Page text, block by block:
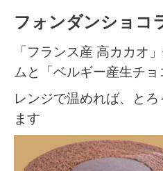
フォンダンショコ
「フランス産 高カカオ
ムと「ベルギー産生チョ
レンジで温めれば、と
ます